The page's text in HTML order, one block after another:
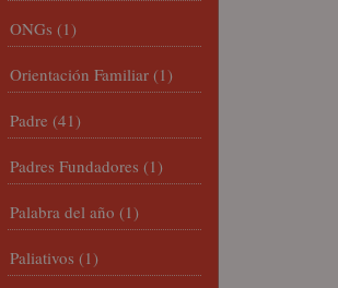
ONGs (1)
Orientación Familiar (1)
Padre (41)
Padres Fundadores (1)
Palabra del año (1)
Paliativos (1)